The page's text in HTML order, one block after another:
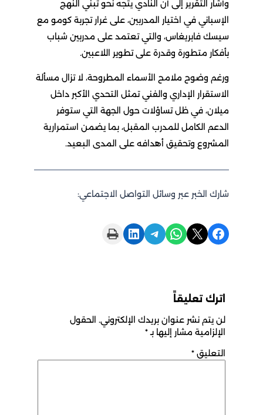
وأشار التقرير إلى أن النادي يتجه نحو تبني النهج
الإسباني في اختيار المدربين، على غرار تجربة كومو مع
سيسك فابريغاس، والتي تعتمد على مدربين شباب
بأفكار متطورة وقدرة على تطوير اللاعبين.
ورغم وضوح ملامح الأسماء المطروحة، لا تزال مسألة
الاستقرار الإداري والفني تمثل التحدي الأكبر داخل
ميلان، في ظل تساؤلات حول الجهة التي ستوفر
الدعم الكامل للمدرب المقبل، بما يضمن استمرارية
المشروع وتحقيق أهدافه على المدى البعيد.
شارك الخبر عبر وسائل التواصل الاجتماعي:
Share on Facebook
Share on X
Share on WhatsApp
Share on Telegram
Share on LinkedIn
Print this Page
اترك تعليقاً
لن يتم نشر عنوان بريدك الإلكتروني. الحقول
الإلزامية مشار إليها بـ *
التعليق*